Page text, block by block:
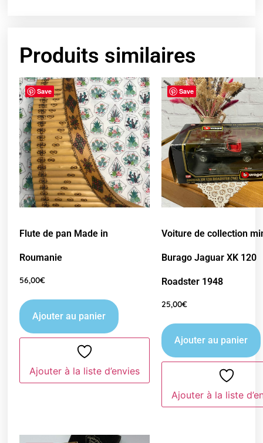
Produits similaires
Save
Flute de pan Made in
Roumanie
56,00€
Ajouter au panier
Ajouter à la liste d’envies
Save
Voiture de collection
Burago Jaguar XK 120
Roadster 1948
25,00€
Ajouter au panier
Ajouter à la liste